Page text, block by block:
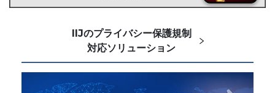
IIJのプライバシー保護規制
対応ソリューション